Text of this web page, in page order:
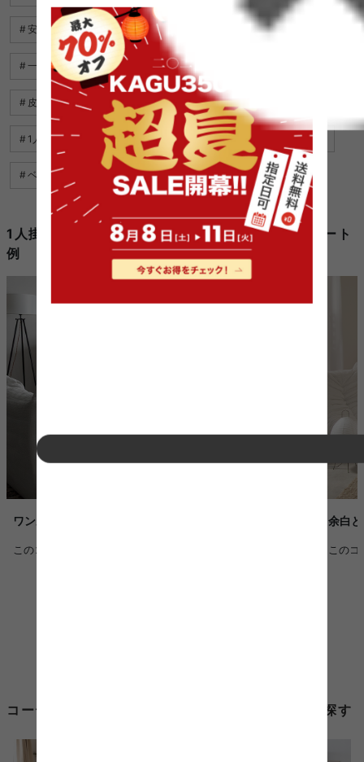
安い ソファ ベッド 一人 ソファ おすすめ
一人暮らし ローソファ ソファベッド 高級
皮 ソファ カウチソファ 1 人 ソファ 木製 フレーム
1人掛けソファ おしゃれ ソファ 人気 ソファ ベッド 革
ベッド ソファ おすすめ
1人掛け ソファ オットマンを使用したコーディネート
例
ワンルームを彩るモダンヴィンテージ空間
このコーディネートを詳しく見る >
余白
この
コーディネートから1人掛け ソファ オットマンを探す